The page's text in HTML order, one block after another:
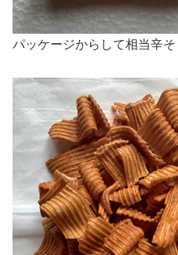
パッケージからして相当辛そ